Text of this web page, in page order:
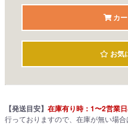
カー
お気
【発送目安】 在庫有り時：1〜2営業
行っておりますので、在庫が無い場